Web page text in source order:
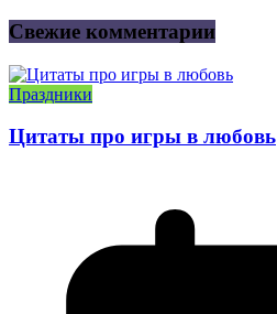
Свежие комментарии
Праздники
Цитаты про игры в любовь